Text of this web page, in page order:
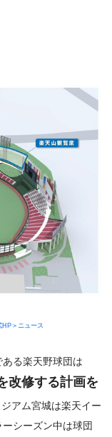
HP＞ニュース
る楽天野球団は
改修する計画を
アム宮城は楽天イー
シーズン中は球団